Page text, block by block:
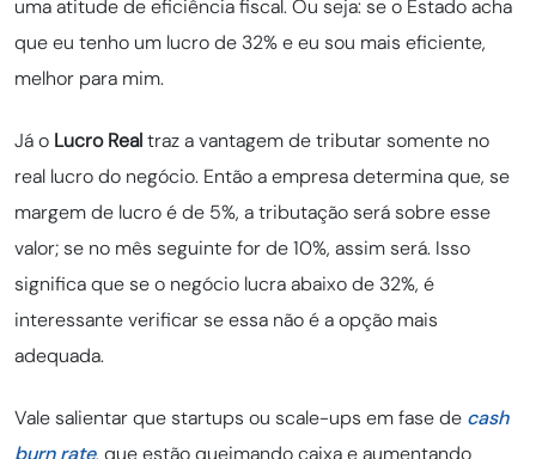
uma atitude de eficiência fiscal. Ou seja: se o Estado acha
que eu tenho um lucro de 32% e eu sou mais eficiente,
melhor para mim.
Já o Lucro Realtraz a vantagem de tributar somente no
real lucro do negócio. Então a empresa determina que, se
margem de lucro é de 5%, a tributação será sobre esse
valor; se no mês seguinte for de 10%, assim será. Isso
significa que se o negócio lucra abaixo de 32%, é
interessante verificar se essa não é a opção mais
adequada.
Vale salientar que startups ou scale-ups em fase de cash
burn rate, que estão queimando caixa e aumentando